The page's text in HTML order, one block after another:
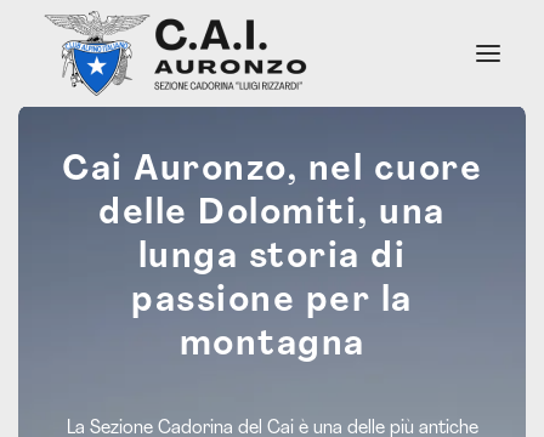
Chi Siamo
Soccorso Alpino
Attività
Rifugi e Bivacchi
Notizie
Contatti Sede
Cai Auronzo, nel cuore
delle Dolomiti, una
lunga storia di
passione per la
montagna
La Sezione Cadorina del Cai è una delle più antiche